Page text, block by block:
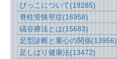
びっこについて(19285)
脊柱管狭窄症(16958)
礒谷療法とは(15683)
足型診断と重心の関係(13956)
足しばり健康法(13472)